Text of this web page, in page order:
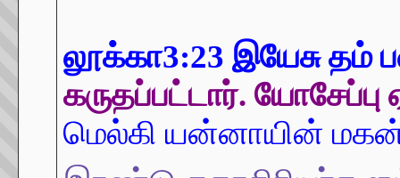
லூக்கா3:23 இயேசு தம்
கருதப்பட்டார்.
மெல்கி யன்னாயின்